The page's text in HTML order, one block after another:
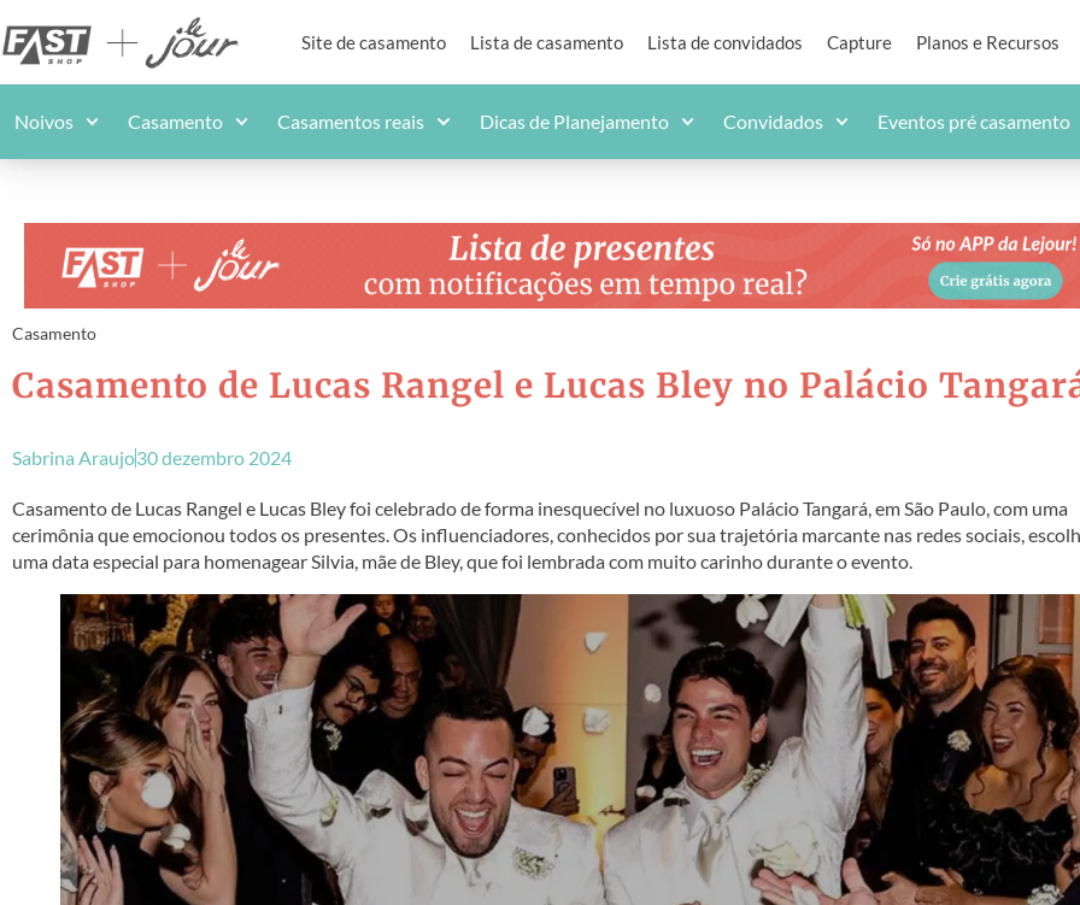
Site de casamento Lista de casamento Lista de convidados Capture Planos e Recursos
Noivos Casamento Casamentos reais Dicas de Planejamento Convidados Eventos pré casamento
Casamento
Casamento de Lucas Rangel e Lucas Bley no Palácio
Sabrina Araujo30 dezembro 2024
Casamento de Lucas Rangel e Lucas Bley foi celebrado de forma inesquecível no luxuoso Palácio Tangará, em São Paulo, com uma
cerimônia que emocionou todos os presentes. Os influenciadores, conhecidos por sua trajetória marcante nas redes sociais,
uma data especial para homenagear Silvia, mãe de Bley, que foi lembrada com muito carinho durante o evento.